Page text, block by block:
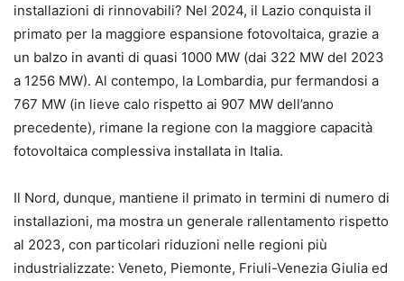
installazioni di rinnovabili? Nel 2024, il Lazio conquista il
primato per la maggiore espansione fotovoltaica, grazie a
un balzo in avanti di quasi 1000 MW (dai 322 MW del 2023
a 1256 MW). Al contempo, la Lombardia, pur fermandosi a
767 MW (in lieve calo rispetto ai 907 MW dell’anno
precedente), rimane la regione con la maggiore capacità
fotovoltaica complessiva installata in Italia.
Il Nord, dunque, mantiene il primato in termini di numero di
installazioni, ma mostra un generale rallentamento rispetto
al 2023, con particolari riduzioni nelle regioni più
industrializzate: Veneto, Piemonte, Friuli-Venezia Giulia ed